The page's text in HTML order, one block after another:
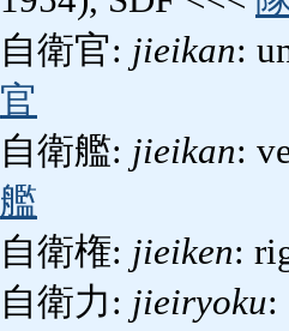
自衛官: jieikan:
官
自衛艦: jieikan:
艦
自衛権: jieiken:
自衛力: jieiryoku: